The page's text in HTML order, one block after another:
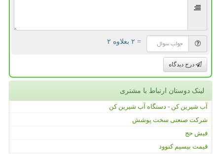
= ۲ بعلاوه ۲
درج دیدگاه
لینک دوستان ارتباط با مشتری
آب شیرین کن - دستگاه آب شیرین کن
شرکت صنعتی سخت پوشش
فیش حج
قیمت بیسیم کنوود